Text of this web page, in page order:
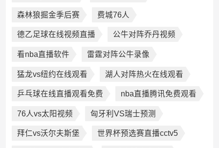
森林狼掘金季后赛 费城76人
德乙足球在线视频直播 公牛对阵乔丹视频
看nba直播软件 雷霆对阵公牛录像
猛龙vs纽约在线观看 湖人对阵热火在线观看
乒乓球在线直播观看免费 nba直播腾讯免费观看
76人vs太阳视频 匈牙利VS瑞士预测
拜仁vs沃尔夫斯堡 世界杯预选赛直播cctv5